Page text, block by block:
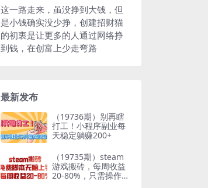
这一路走来，虽没挣到大钱，但
是小钱确实没少挣，创建招财猫
的初衷是让更多的人通过网络挣
到钱，在创富上少走弯路
最新发布
（19736期）别再瞎
打工！小程序副业每
天稳定躺赚200+
（19735期）steam
游戏搬砖，每周收益
20-80%，只需操作1-